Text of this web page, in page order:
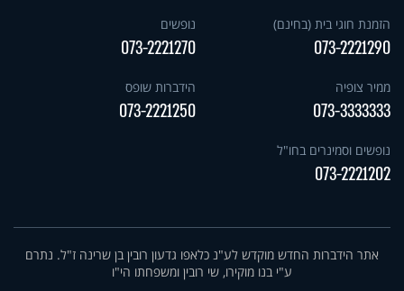
הזמנת חוגי בית (בחינם)
073-2221290
נופשים
073-2221270
ממיר צופיה
073-3333333
הידברות שופס
073-2221250
נופשים וסמינרים בחו"ל
073-2221202
אתר הידברות החדש מוקדש לע"נ כלאפו גדעון רובין בן שרינה ז"ל. נתרם
ע"י בנו מוקירו, שי רובין ומשפחתו הי"ו